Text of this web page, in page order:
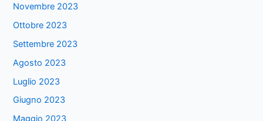
Novembre 2023
Ottobre 2023
Settembre 2023
Agosto 2023
Luglio 2023
Giugno 2023
Maggio 2023